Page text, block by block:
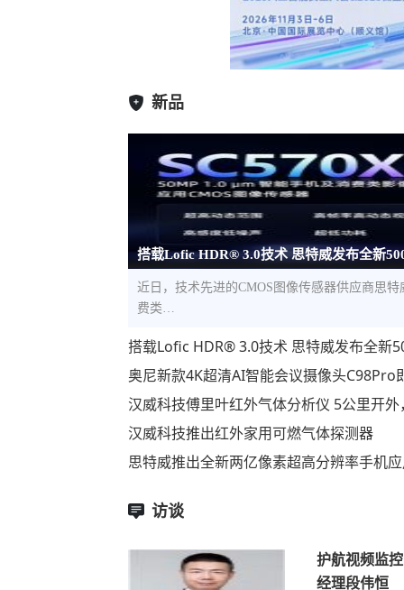
新品
搭载Lofic HDR® 3.0技术 思特威发布全新
近日，技术先进的CMOS图像传感器供应商思特
费类…
搭载Lofic HDR® 3.0技术 思特威发布全新
奥尼新款4K超清AI智能会议摄像头C98Pro
汉威科技傅里叶红外气体分析仪 5公里开
汉威科技推出红外家用可燃气体探测器
思特威推出全新两亿像素超高分辨率手机
访谈
护航视频监
经理段伟恒